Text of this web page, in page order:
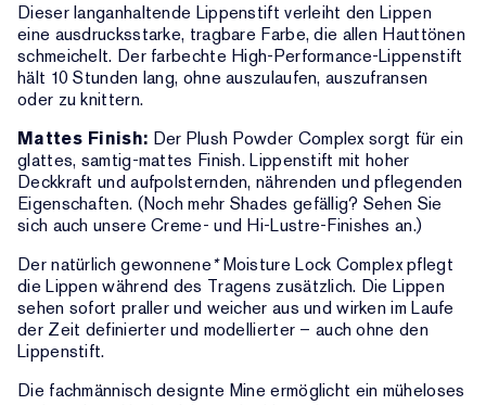
Dieser langanhaltende Lippenstift verleiht den Lippen
eine ausdrucksstarke, tragbare Farbe, die allen Hauttönen
schmeichelt. Der farbechte High-Performance-Lippenstift
hält 10 Stunden lang, ohne auszulaufen, auszufransen
oder zu knittern.
Mattes Finish: Der Plush Powder Complex sorgt für ein
glattes, samtig-mattes Finish. Lippenstift mit hoher
Deckkraft und aufpolsternden, nährenden und pflegenden
Eigenschaften. (Noch mehr Shades gefällig? Sehen Sie
sich auch unsere Creme- und Hi-Lustre-Finishes an.)
Der natürlich gewonnene*Moisture Lock Complex pflegt
die Lippen während des Tragens zusätzlich. Die Lippen
sehen sofort praller und weicher aus und wirken im Laufe
der Zeit definierter und modellierter – auch ohne den
Lippenstift.
Die fachmännisch designte Mine ermöglicht ein müheloses